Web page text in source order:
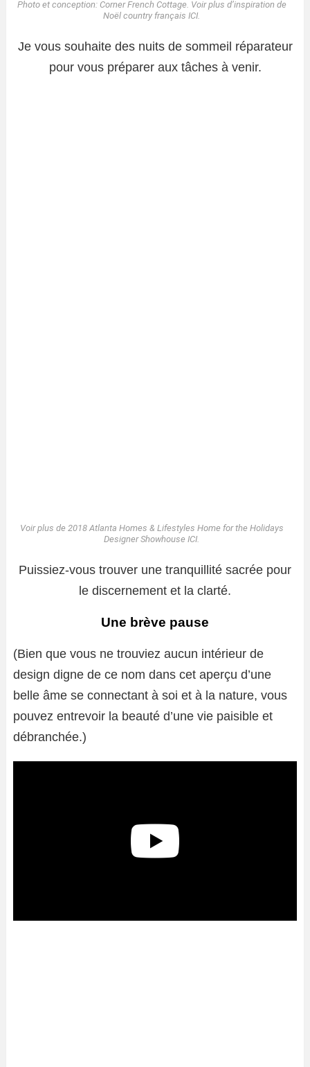
Photo et conception: Corner French Cottage. Voir plus d’inspiration de
Noël country français ICI.
Je vous souhaite des nuits de sommeil réparateur
pour vous préparer aux tâches à venir.
Voir plus de 2018 Atlanta Homes & Lifestyles Home for the Holidays
Designer Showhouse ICI.
Puissiez-vous trouver une tranquillité sacrée pour
le discernement et la clarté.
Une brève pause
(Bien que vous ne trouviez aucun intérieur de
design digne de ce nom dans cet aperçu d’une
belle âme se connectant à soi et à la nature, vous
pouvez entrevoir la beauté d’une vie paisible et
débranchée.)